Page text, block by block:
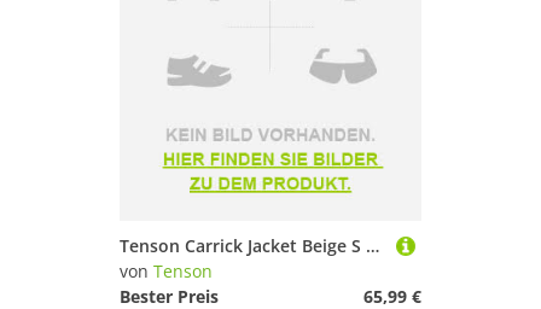
Tenson Carrick Jacket Beige S Frau
von Tenson
Bester Preis
65,99 €